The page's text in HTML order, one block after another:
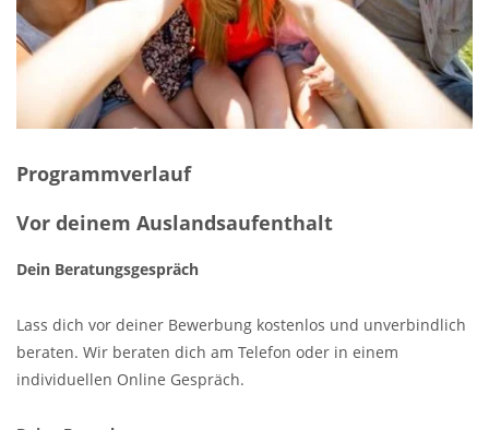
Programmverlauf
Vor deinem Auslandsaufenthalt
Dein Beratungsgespräch
Lass dich vor deiner Bewerbung kostenlos und unverbindlich
beraten. Wir beraten dich am Telefon oder in einem
individuellen Online Gespräch.